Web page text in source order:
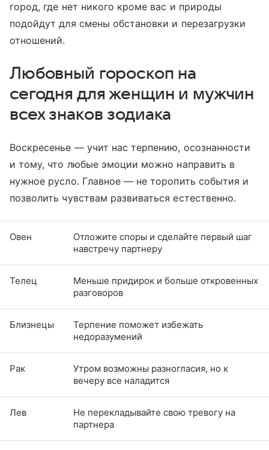
город, где нет никого кроме вас и природы
подойдут для смены обстановки и перезагрузки
отношений.
Любовный гороскоп на
сегодня для женщин и мужчин
всех знаков зодиака
Воскресенье — учит нас терпению, осознанности
и тому, что любые эмоции можно направить в
нужное русло. Главное — не торопить события и
позволить чувствам развиваться естественно.
Овен
Отложите споры и сделайте первый шаг
навстречу партнеру
Телец
Меньше придирок и больше откровенных
разговоров
Близнецы
Терпение поможет избежать
недоразумений
Рак
Утром возможны разногласия, но к
вечеру все наладится
Лев
Не перекладывайте свою тревогу на
партнера